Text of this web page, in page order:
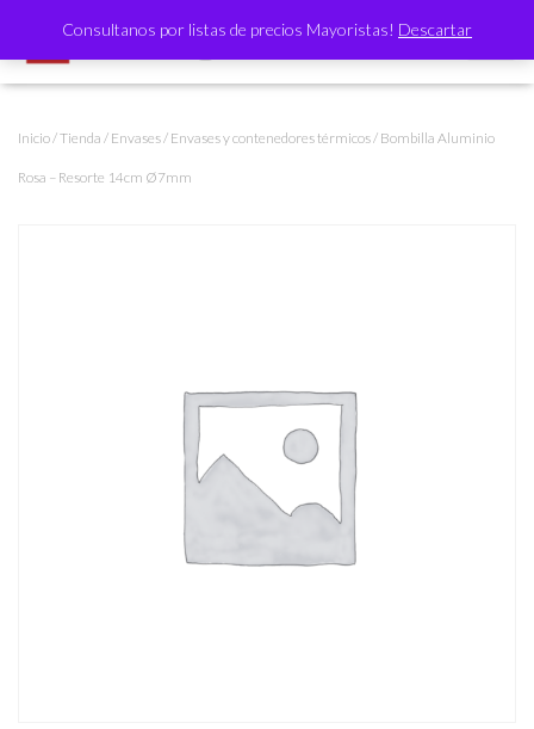
Consultanos por listas de precios Mayoristas! Descartar
Inicio/Tienda / Envases/ Envases y contenedores térmicos/ Bombilla Aluminio
Rosa – Resorte 14cm Ø7mm